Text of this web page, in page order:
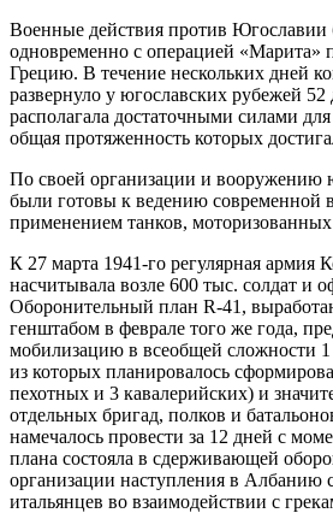
Военные действия против Югославии
одновременно с операцией «Марита»
Грецию. В течение нескольких дней
развернуло у югославских рубежей
располагала достаточными силами
общая протяженность которых
По своей организации и вооружению
были готовы к ведению современной
применением танков,
К 27 марта 1941-го регулярная армия
насчитывала возле 600 тыс. солдат и
Оборонительный план R-41,
генштабом в феврале того же года,
мобилизацию в всеобщей сложности
из которых планировалось
пехотных и 3 кавалерийских) и
отдельных бригад, полков и
намечалось провести за 12 дней с
плана состояла в сдерживающей
организации наступления в Албанию
итальянцев во взаимодействии с